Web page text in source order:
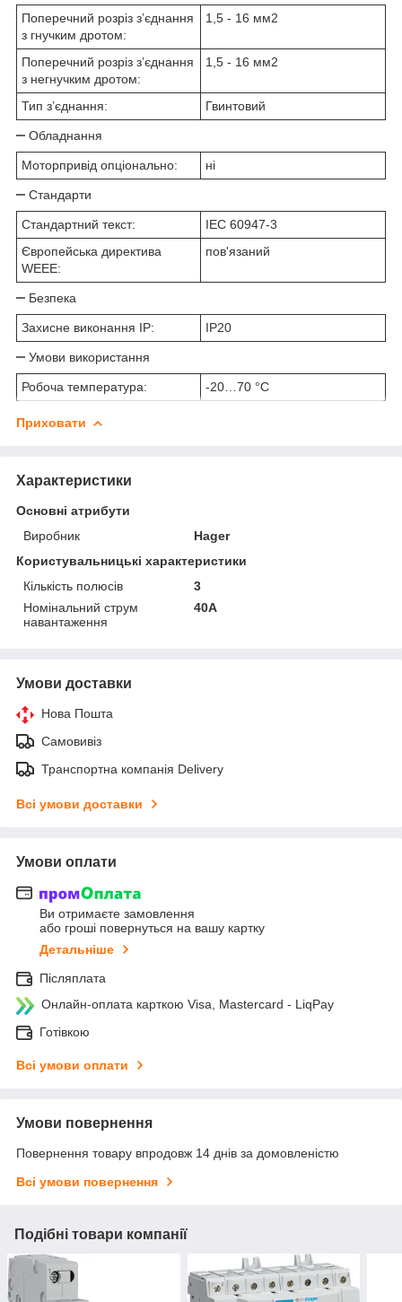
Поперечний розріз з’єднання
з гнучким дротом:
1,5 - 16 мм2
Поперечний розріз з’єднання
з негнучким дротом:
1,5 - 16 мм2
Тип з’єднання: Гвинтовий
Обладнання
Моторпривід опціонально: ні
Стандарти
Стандартний текст:
IEC 60947-3
Європейська директива
WEEE:
пов'язаний
Безпека
Захисне виконання ІР: IP20
Умови використання
Робоча температура: -20…70 °C
Приховати
Характеристики
Основні атрибути
Виробник
Hager
Користувальницькі характеристики
Кількість полюсів
3
Номінальний струм
навантаження
40А
Умови доставки
Нова Пошта
Самовивіз
Транспортна компанія Delivery
Всі умови доставки
Умови оплати
Ви отримаєте замовлення
або гроші повернуться на вашу картку
Детальніше
Післяплата
Онлайн-оплата карткою Visa, Mastercard - LiqPay
Готівкою
Всі умови оплати
Умови повернення
Повернення товару впродовж 14 днів за домовленістю
Всі умови повернення
Подібні товари компанії